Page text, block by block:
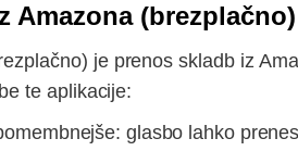
Amazona (brezplačno)
je prenos skladb iz
te aplikacije:
glasbo lahko